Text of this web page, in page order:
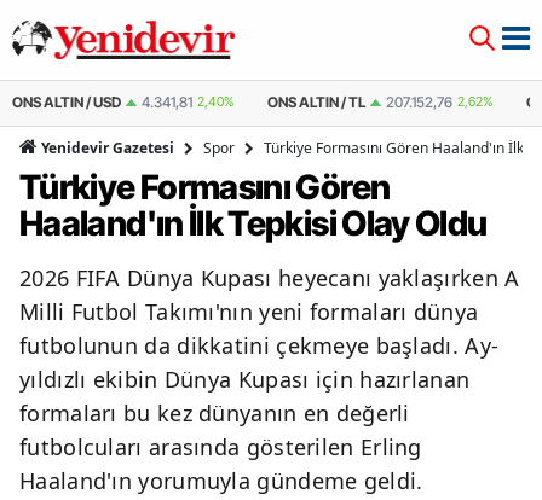
ONS ALTIN / TL 207.152,76 2,62% ÇEYREK ALTIN 10.889,99 2,59%
Yenidevir Gazetesi Spor Türkiye Formasını Gören Haaland'ın İlk
Türkiye Formasını Gören
Haaland'ın İlk Tepkisi Olay Oldu
2026 FIFA Dünya Kupası heyecanı yaklaşırken A
Milli Futbol Takımı'nın yeni formaları dünya
futbolunun da dikkatini çekmeye başladı. Ay-
yıldızlı ekibin Dünya Kupası için hazırlanan
formaları bu kez dünyanın en değerli
futbolcuları arasında gösterilen Erling
Haaland'ın yorumuyla gündeme geldi.